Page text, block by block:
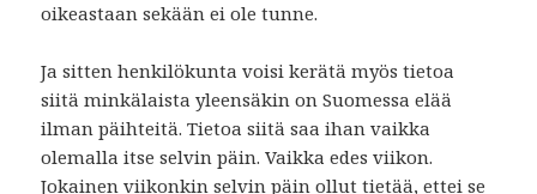
oikeastaan sekään ei ole tunne.
Ja sitten henkilökunta voisi kerätä myös tietoa
siitä minkälaista yleensäkin on Suomessa elää
ilman päihteitä. Tietoa siitä saa ihan vaikka
olemalla itse selvin päin. Vaikka edes viikon.
Jokainen viikonkin selvin päin ollut tietää, ettei se